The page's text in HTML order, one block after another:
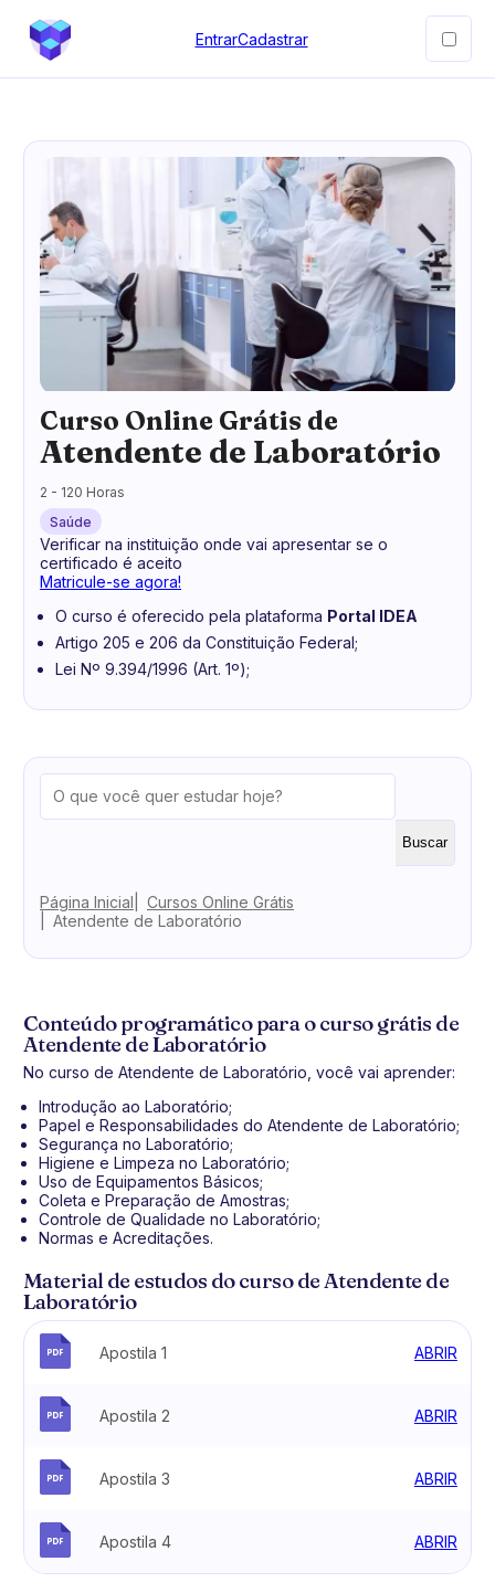
EntrarCadastrar
Curso Online Grátis de
Atendente de Laboratório
2 - 120 Horas
Saúde
Verificar na instituição onde vai apresentar se o
certificado é aceito
Matricule-se agora!
O curso é oferecido pela plataforma Portal IDEA
Artigo 205 e 206 da Constituição Federal;
Lei Nº 9.394/1996 (Art. 1º);
Buscar
Página Inicial
Cursos Online Grátis
Atendente de Laboratório
Conteúdo programático para o curso grátis de
Atendente de Laboratório
No curso de Atendente de Laboratório, você vai aprender:
Introdução ao Laboratório;
Papel e Responsabilidades do Atendente de Laboratório;
Segurança no Laboratório;
Higiene e Limpeza no Laboratório;
Uso de Equipamentos Básicos;
Coleta e Preparação de Amostras;
Controle de Qualidade no Laboratório;
Normas e Acreditações.
Material de estudos do curso de Atendente de
Laboratório
Apostila 1 ABRIR
Apostila 2 ABRIR
Apostila 3 ABRIR
Apostila 4 ABRIR